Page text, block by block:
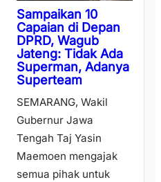
Sampaikan 10
Capaian di Depan
DPRD, Wagub
Jateng: Tidak Ada
Superman, Adanya
Superteam
SEMARANG, Wakil
Gubernur Jawa
Tengah Taj Yasin
Maemoen mengajak
semua pihak untuk